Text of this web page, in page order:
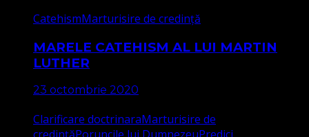
CatehismMarturisire de credință
MARELE CATEHISM AL LUI MARTIN
LUTHER
23 octombrie 2020
Clarificare doctrinaraMarturisire de